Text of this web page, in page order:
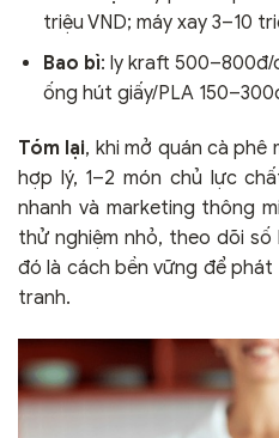
triệu VND; máy xay 3–10
Bao bì: ly kraft 500–800đ/
ống hút giấy/PLA
Tóm lại, khi mở quán cà
hợp lý, 1–2 món chủ lực
nhanh và marketing thông
thử nghiệm nhỏ, theo dõi
đó là cách bền vững để
tranh.